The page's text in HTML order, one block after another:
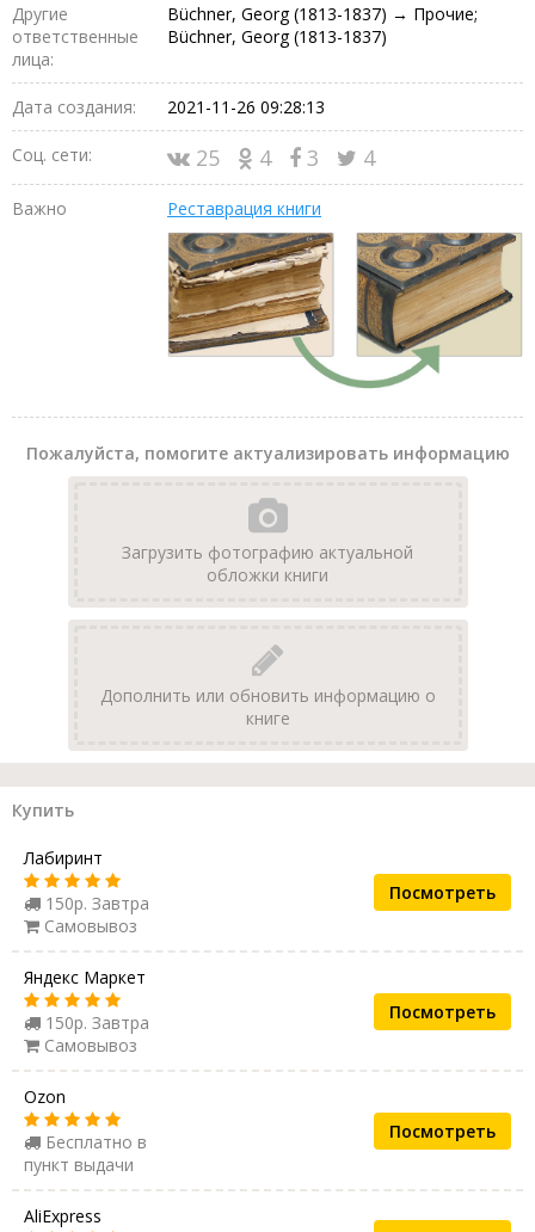
Другие
ответственные
лица:
Büchner, Georg (1813-1837) → Прочие;
Büchner, Georg (1813-1837)
Дата создания: 2021-11-26 09:28:13
Соц. сети: 25 4 3 4
Важно Реставрация книги
Пожалуйста, помогите актуализировать информацию
Загрузить фотографию актуальной
обложки книги
Дополнить или обновить информацию о
книге
Купить
Лабиринт
150р. Завтра
Самовывоз
Посмотреть
Яндекс Маркет
150р. Завтра
Самовывоз
Посмотреть
Ozon
Бесплатно в
пункт выдачи
Посмотреть
AliExpress